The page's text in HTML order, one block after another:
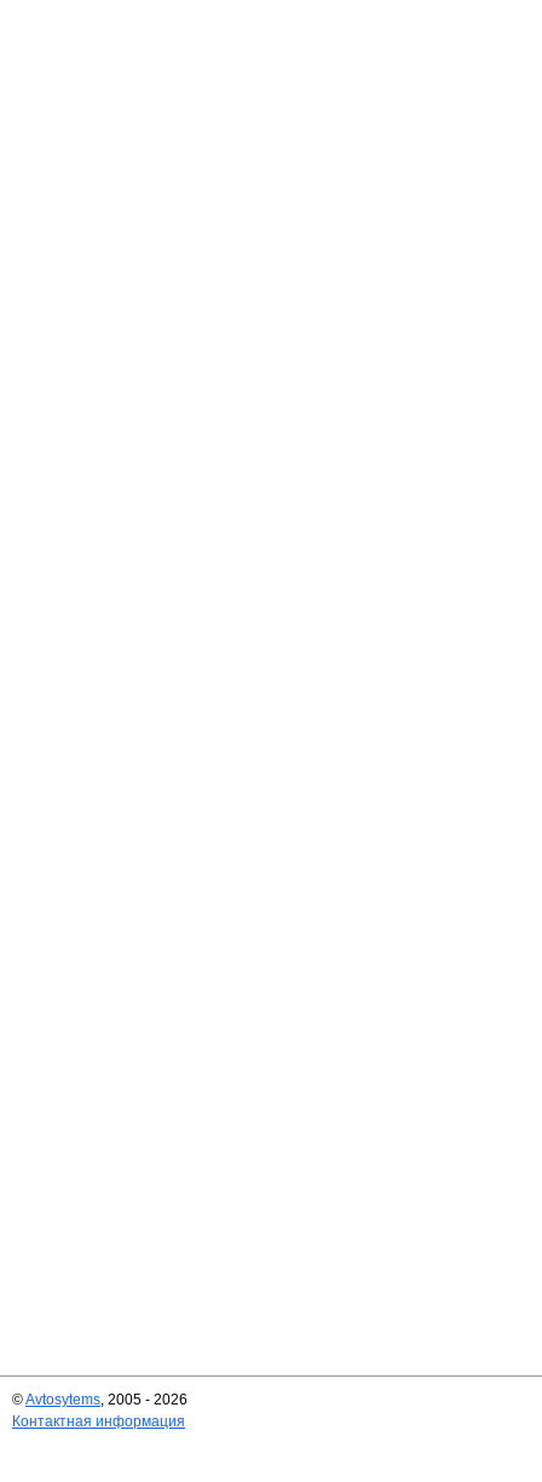
©Avtosytems, 2005 - 2026
Контактная информация